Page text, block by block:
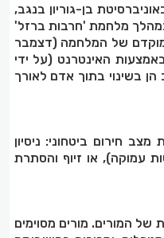
בן-גוריון בנגב,
נקודות זמן במהלך מלחמת 'חרבות ברזל'
נאספו בשלב המוקדם של המלחמה (דצמבר
האינטרנט (על ידי
בשינוי בתוך אדם לאורך
חירום ביטחוני: ניסיון
עמוקה), או זיוף והסתרת
של המורים. מורים מסוימים